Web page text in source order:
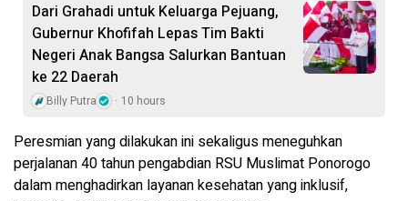
Dari Grahadi untuk Keluarga Pejuang,
Gubernur Khofifah Lepas Tim Bakti
Negeri Anak Bangsa Salurkan Bantuan
ke 22 Daerah
Billy Putra 10 hours
Peresmian yang dilakukan ini sekaligus meneguhkan
perjalanan 40 tahun pengabdian RSU Muslimat Ponorogo
dalam menghadirkan layanan kesehatan yang inklusif,